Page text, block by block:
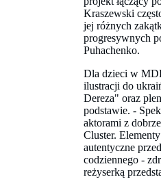
Kraszewski
jej różnych
progresywnych
Puhachenko.
Dla dzieci w
ilustracji do
Dereza" oraz
podstawie. -
aktorami z
Cluster.
autentyczne
codziennego -
reżyserką